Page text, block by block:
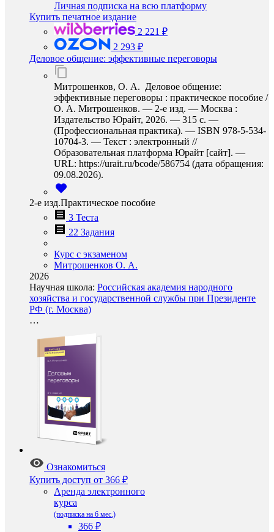
Личная подписка на всю платформу
Купить печатное издание
2 221 ₽
2 293 ₽
Деловое общение: эффективные переговоры
Митрошенков, О. А. Деловое общение:
эффективные переговоры : практическое пособие /
О. А. Митрошенков. — 2-е изд. — Москва :
Издательство Юрайт, 2026. — 315 с. —
(Профессиональная практика). — ISBN 978-5-534-
10704-3. — Текст : электронный //
Образовательная платформа Юрайт [сайт]. —
URL: https://urait.ru/bcode/586754 (дата обращения:
09.08.2026).
2-е изд.Практическое пособие
3 Теста
22 Задания
Курс с экзаменом
Митрошенков О. А.
2026
Научная школа: Российская академия народного
хозяйства и государственной службы при Президенте
РФ (г. Москва)
…
Ознакомиться
Купить доступ от 366 ₽
Аренда электронного
курса
(подписка на 6 мес.)
366 ₽